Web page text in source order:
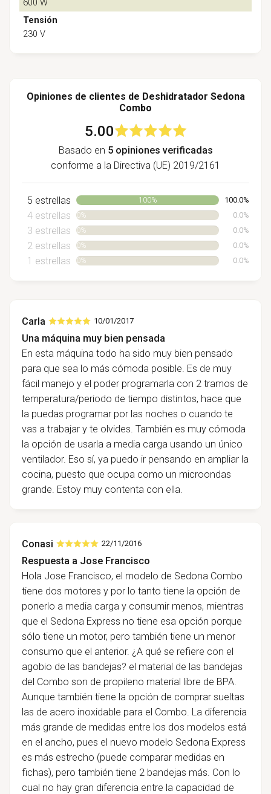
600 W
Tensión
230 V
Opiniones de clientes de Deshidratador Sedona
Combo
5.00
Basado en 5 opiniones verificadas
conforme a la Directiva (UE) 2019/2161
5 estrellas 100% 100.0%
4 estrellas 0% 0.0%
3 estrellas 0% 0.0%
2 estrellas 0% 0.0%
1 estrellas 0% 0.0%
Carla 10/01/2017
Una máquina muy bien pensada
En esta máquina todo ha sido muy bien pensado
para que sea lo más cómoda posible. Es de muy
fácil manejo y el poder programarla con 2 tramos de
temperatura/periodo de tiempo distintos, hace que
la puedas programar por las noches o cuando te
vas a trabajar y te olvides. También es muy cómoda
la opción de usarla a media carga usando un único
ventilador. Eso sí, ya puedo ir pensando en ampliar la
cocina, puesto que ocupa como un microondas
grande. Estoy muy contenta con ella.
Conasi 22/11/2016
Respuesta a Jose Francisco
Hola Jose Francisco, el modelo de Sedona Combo
tiene dos motores y por lo tanto tiene la opción de
ponerlo a media carga y consumir menos, mientras
que el Sedona Express no tiene esa opción porque
sólo tiene un motor, pero también tiene un menor
consumo que el anterior. ¿A qué se refiere con el
agobio de las bandejas? el material de las bandejas
del Combo son de propileno material libre de BPA.
Aunque también tiene la opción de comprar sueltas
las de acero inoxidable para el Combo. La diferencia
más grande de medidas entre los dos modelos está
en el ancho, pues el nuevo modelo Sedona Express
es más estrecho (puede comparar medidas en
fichas), pero también tiene 2 bandejas más. Con lo
cual no hay gran diferencia entre la capacidad de